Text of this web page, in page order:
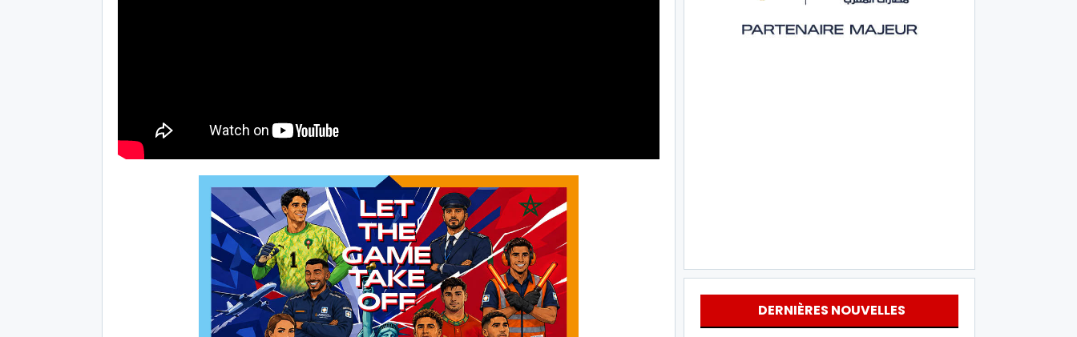
DERNIÈRES NOUVELLES